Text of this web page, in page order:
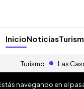
InicioNoticias
Turismo Las
navegando en el